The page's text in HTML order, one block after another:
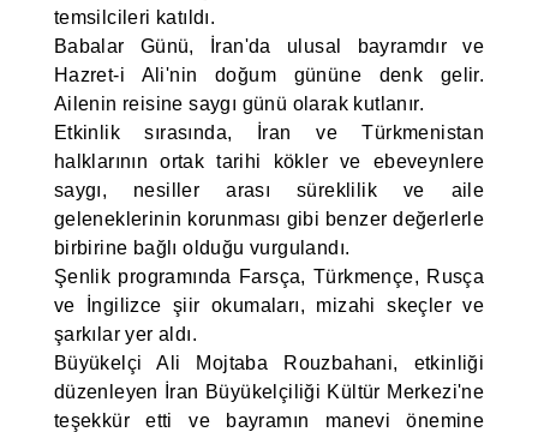
temsilcileri katıldı.
Babalar Günü, İran'da ulusal bayramdır ve
Hazret-i Ali'nin doğum gününe denk gelir.
Ailenin reisine saygı günü olarak kutlanır.
Etkinlik sırasında, İran ve Türkmenistan
halklarının ortak tarihi kökler ve ebeveynlere
saygı, nesiller arası süreklilik ve aile
geleneklerinin korunması gibi benzer değerlerle
birbirine bağlı olduğu vurgulandı.
Şenlik programında Farsça, Türkmençe, Rusça
ve İngilizce şiir okumaları, mizahi skeçler ve
şarkılar yer aldı.
Büyükelçi Ali Mojtaba Rouzbahani, etkinliği
düzenleyen İran Büyükelçiliği Kültür Merkezi'ne
teşekkür etti ve bayramın manevi önemine